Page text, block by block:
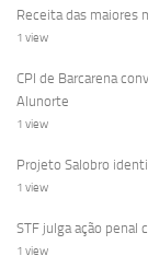
Receita das maiores
1 view
CPI de Barcarena
Alunorte
1 view
Projeto Salobro
1 view
STF julga ação
1 view